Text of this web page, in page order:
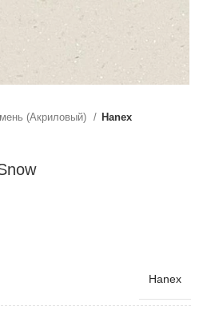
(Акриловый) Hanex
Hanex